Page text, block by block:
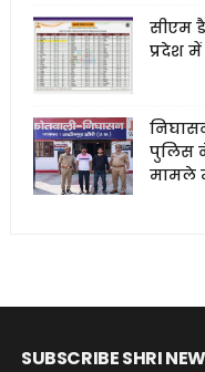
सीएम
प्रदेश
पुलिस
मामले
SUBSCRIBE SHRI